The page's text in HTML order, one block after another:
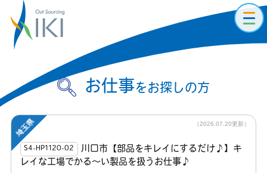
お仕事をお探しの方
S4-HP1120-02
川口市【部品をキレイにするだけ♪】キ
レイな工場でかる〜い製品を扱うお仕事♪
（2026.07.20更新）
埼玉県